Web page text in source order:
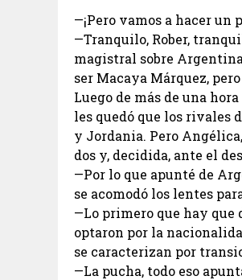
—¡Pero vamos a hacer un
—Tranquilo, Rober,
magistral sobre Argentina
ser Macaya Márquez,
Luego de más de una
les quedó que los rivales
y Jordania. Pero
dos y, decidida, ante el
—Por lo que apunté de
se acomodó los lentes
—Lo primero que hay que
optaron por la
se caracterizan por
—La pucha, todo eso